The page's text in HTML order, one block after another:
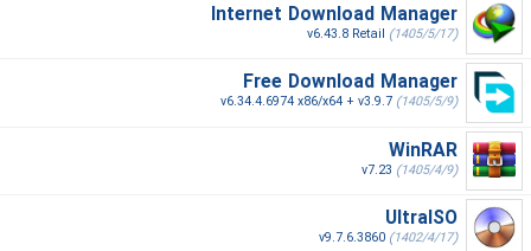
Internet Download Manager
v6.43.8 Retail (1405/5/17)
Free Download Manager
v6.34.4.6974 x86/x64 + v3.9.7 (1405/5/9)
WinRAR
v7.23 (1405/4/9)
UltraISO
v9.7.6.3860 (1402/4/17)